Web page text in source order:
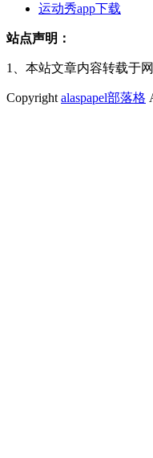
运动秀app下载
站点声明：
1、本站文章内容转载于
Copyright alaspapel部落格